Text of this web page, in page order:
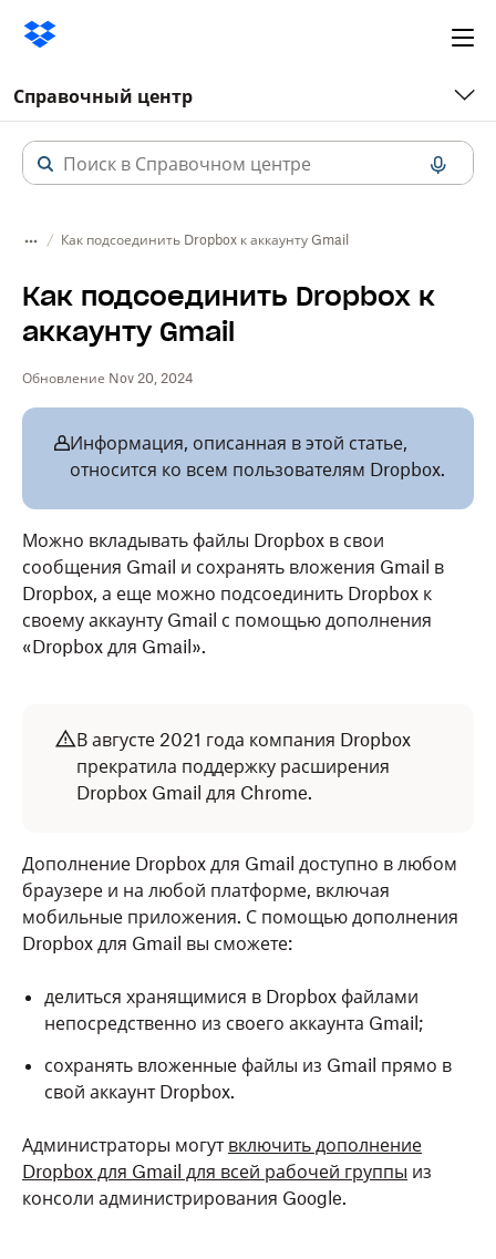
Справочный центр
Как подсоединить Dropbox к аккаунту Gmail
Как подсоединить Dropbox к
аккаунту Gmail
Обновление Nov 20, 2024
Информация, описанная в этой статье,
относится ко всем пользователям Dropbox.
Можно вкладывать файлы Dropbox в свои
сообщения Gmail и сохранять вложения Gmail в
Dropbox, а еще можно подсоединить Dropbox к
своему аккаунту Gmail с помощью дополнения
«Dropbox для Gmail».
В августе 2021 года компания Dropbox
прекратила поддержку расширения
Dropbox Gmail для Chrome.
Дополнение Dropbox для Gmail доступно в любом
браузере и на любой платформе, включая
мобильные приложения. С помощью дополнения
Dropbox для Gmail вы сможете:
делиться хранящимися в Dropbox файлами
непосредственно из своего аккаунта Gmail;
сохранять вложенные файлы из Gmail прямо в
свой аккаунт Dropbox.
Администраторы могут включить дополнение
Dropbox для Gmail для всей рабочей группы из
консоли администрирования Google.